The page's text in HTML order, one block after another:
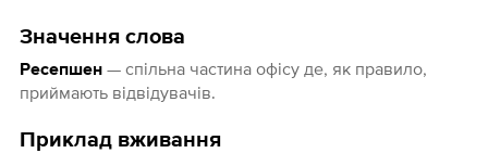
Значення слова
Ресепшен— спільна частина офісу де, як правило,
приймають відвідувачів.
Приклад вживання